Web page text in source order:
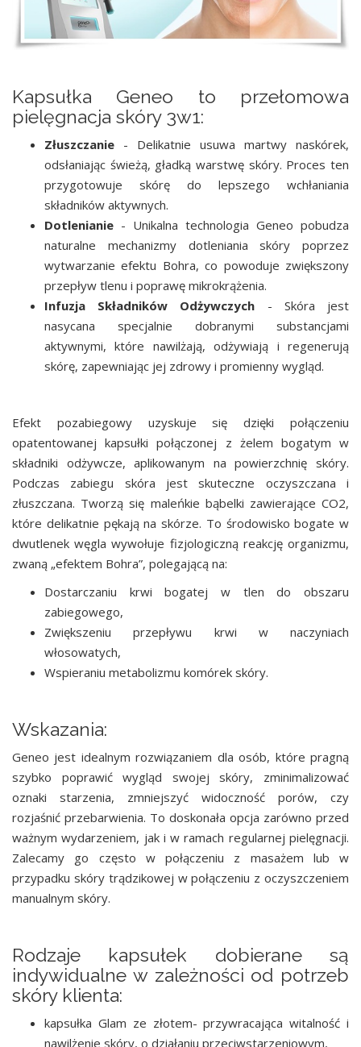
Kapsułka Geneo to przełomowa
pielęgnacja skóry 3w1:
Złuszczanie - Delikatnie usuwa martwy naskórek,
odsłaniając świeżą, gładką warstwę skóry. Proces ten
przygotowuje skórę do lepszego wchłaniania
składników aktywnych.
Dotlenianie - Unikalna technologia Geneo pobudza
naturalne mechanizmy dotleniania skóry poprzez
wytwarzanie efektu Bohra, co powoduje zwiększony
przepływ tlenu i poprawę mikrokrążenia.
Infuzja Składników Odżywczych - Skóra jest
nasycana specjalnie dobranymi substancjami
aktywnymi, które nawilżają, odżywiają i regenerują
skórę, zapewniając jej zdrowy i promienny wygląd.
Efekt pozabiegowy uzyskuje się dzięki połączeniu
opatentowanej kapsułki połączonej z żelem bogatym w
składniki odżywcze, aplikowanym na powierzchnię skóry.
Podczas zabiegu skóra jest skuteczne oczyszczana i
złuszczana. Tworzą się maleńkie bąbelki zawierające CO2,
które delikatnie pękają na skórze. To środowisko bogate w
dwutlenek węgla wywołuje fizjologiczną reakcję organizmu,
zwaną „efektem Bohra”, polegającą na:
Dostarczaniu krwi bogatej w tlen do obszaru
zabiegowego,
Zwiększeniu przepływu krwi w naczyniach
włosowatych,
Wspieraniu metabolizmu komórek skóry.
Wskazania:
Geneo jest idealnym rozwiązaniem dla osób, które pragną
szybko poprawić wygląd swojej skóry, zminimalizować
oznaki starzenia, zmniejszyć widoczność porów, czy
rozjaśnić przebarwienia. To doskonała opcja zarówno przed
ważnym wydarzeniem, jak i w ramach regularnej pielęgnacji.
Zalecamy go często w połączeniu z masażem lub w
przypadku skóry trądzikowej w połączeniu z oczyszczeniem
manualnym skóry.
Rodzaje kapsułek dobierane są
indywidualne w zależności od potrzeb
skóry klienta:
kapsułka Glam ze złotem- przywracająca witalność i
nawilżenie skóry, o działaniu przeciwstarzeniowym,